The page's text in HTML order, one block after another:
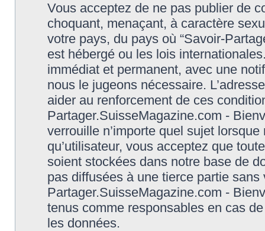
Vous acceptez de ne pas publier de
choquant, menaçant, à caractère
votre pays, du pays où “Savoir-
est hébergé ou les lois
immédiat et permanent, avec une
nous le jugeons nécessaire.
aider au renforcement de ces
Partager.SuisseMagazine.com -
verrouille n’importe quel sujet
qu’utilisateur, vous acceptez que
soient stockées dans notre base de
pas diffusées à une tierce partie
Partager.SuisseMagazine.com -
tenus comme responsables en cas
les données.